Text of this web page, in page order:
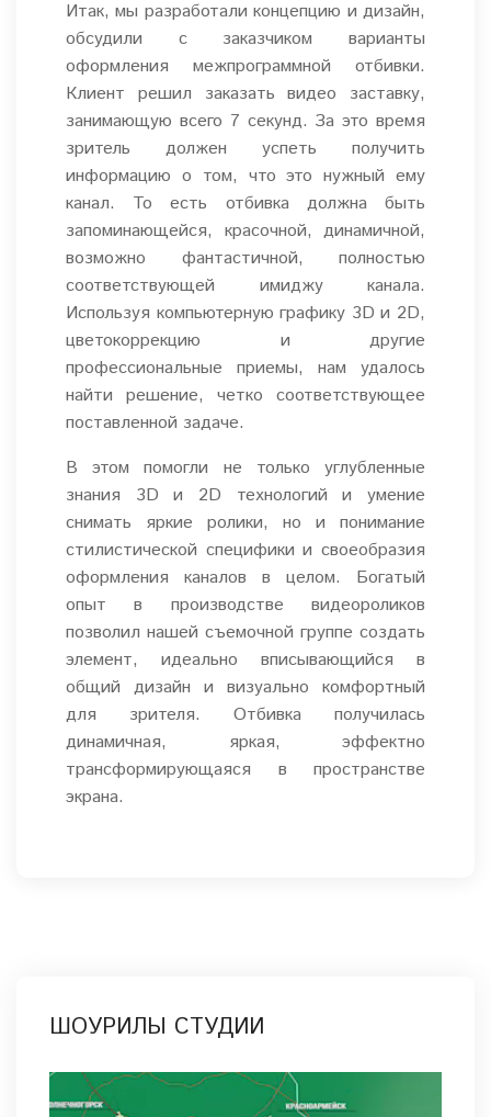
Итак, мы разработали концепцию и дизайн,
обсудили с заказчиком варианты
оформления межпрограммной отбивки.
Клиент решил заказать видео заставку,
занимающую всего 7 секунд. За это время
зритель должен успеть получить
информацию о том, что это нужный ему
канал. То есть отбивка должна быть
запоминающейся, красочной, динамичной,
возможно фантастичной, полностью
соответствующей имиджу канала.
Используя компьютерную графику 3D и 2D,
цветокоррекцию и другие
профессиональные приемы, нам удалось
найти решение, четко соответствующее
поставленной задаче.
В этом помогли не только углубленные
знания 3D и 2D технологий и умение
снимать яркие ролики, но и понимание
стилистической специфики и своеобразия
оформления каналов в целом. Богатый
опыт в производстве видеороликов
позволил нашей съемочной группе создать
элемент, идеально вписывающийся в
общий дизайн и визуально комфортный
для зрителя. Отбивка получилась
динамичная, яркая, эффектно
трансформирующаяся в пространстве
экрана.
ШОУРИЛЫ СТУДИИ